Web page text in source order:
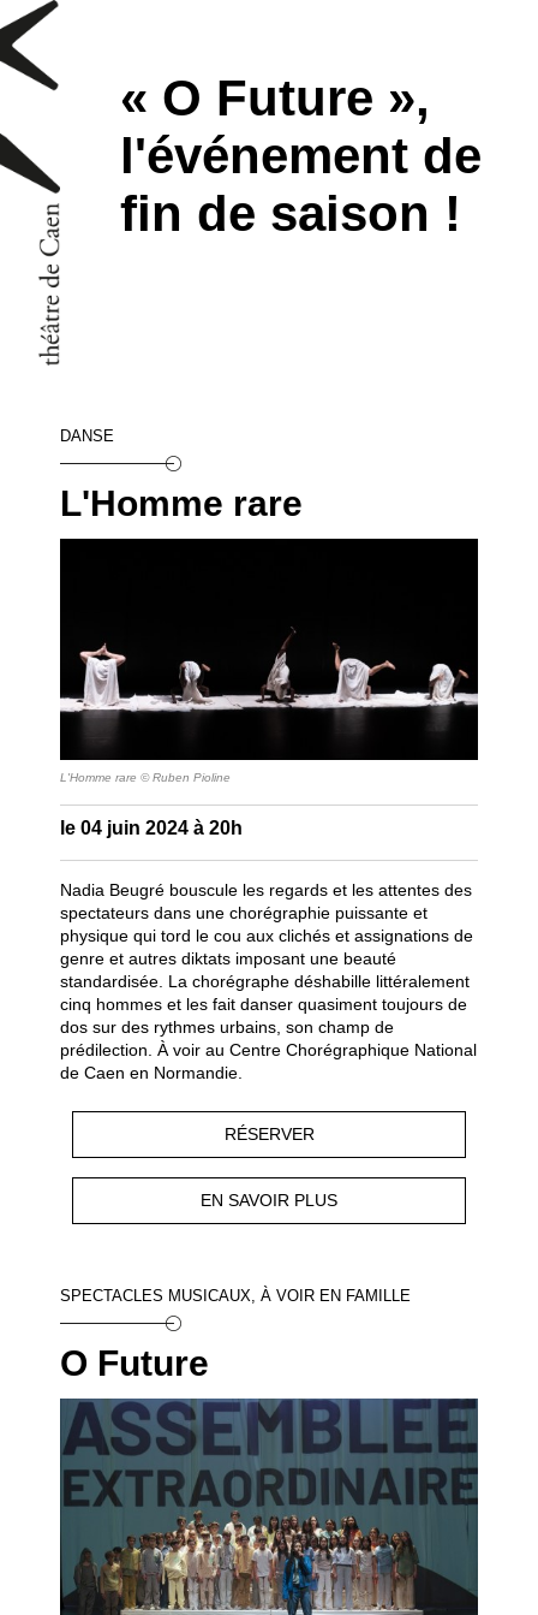
« O Future »,
l'événement de
fin de saison !
DANSE
L'Homme rare
L'Homme rare © Ruben Pioline
le 04 juin 2024 à 20h
Nadia Beugré bouscule les regards et les attentes des
spectateurs dans une chorégraphie puissante et
physique qui tord le cou aux clichés et assignations de
genre et autres diktats imposant une beauté
standardisée. La chorégraphe déshabille littéralement
cinq hommes et les fait danser quasiment toujours de
dos sur des rythmes urbains, son champ de
prédilection. À voir au Centre Chorégraphique National
de Caen en Normandie.
RÉSERVER
EN SAVOIR PLUS
SPECTACLES MUSICAUX, À VOIR EN FAMILLE
O Future